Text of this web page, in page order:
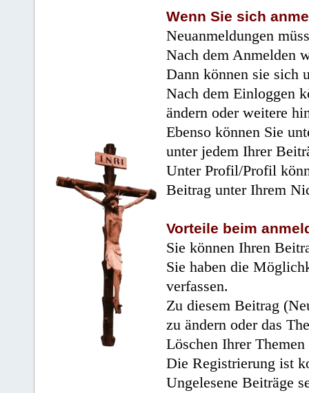
Wenn Sie sich
Neuanmeldungen
Nach dem Anmelden
Dann können sie sich
Nach dem Einloggen
ändern oder weitere
Ebenso können Sie
unter jedem Ihrer
Unter Profil/Profil
Beitrag unter Ihrem
Vorteile beim
Sie können Ihren
Sie haben die
verfassen.
Zu diesem Beitrag
zu ändern oder das
Löschen Ihrer
Die Registrierung ist
Ungelesene Beiträge